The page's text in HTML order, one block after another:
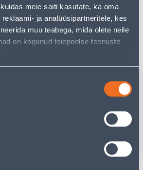
meie saiti kasutate, ka oma
ja analüüsipartneritele, kes
muu teabega, mida olete neile
on kogunud teiepoolse teenuste
Tarne pole